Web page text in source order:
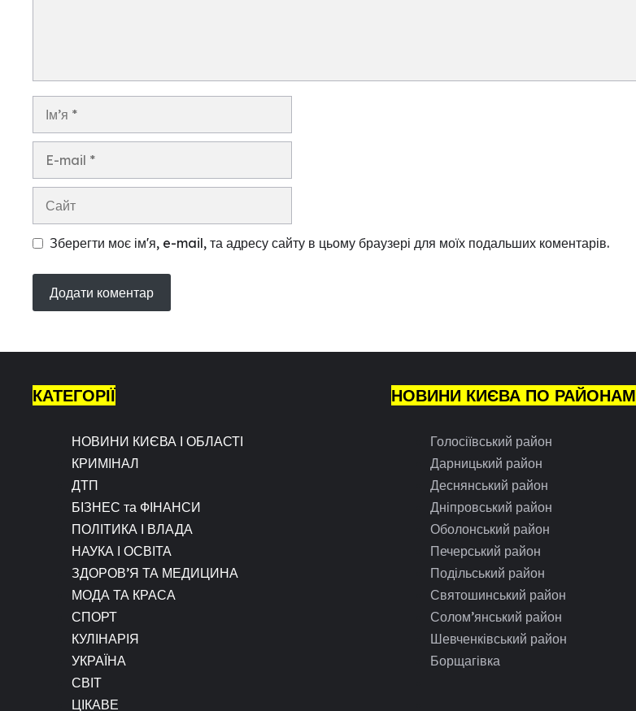
Зберегти моє ім'я, e-mail, та адресу сайту в цьому браузері для моїх подальших коментарів.
КАТЕГОРІЇ
НОВИНИ КИЄВА І ОБЛАСТІ
КРИМІНАЛ
ДТП
БІЗНЕС та ФІНАНСИ
ПОЛІТИКА І ВЛАДА
НАУКА І ОСВІТА
ЗДОРОВ’Я ТА МЕДИЦИНА
МОДА ТА КРАСА
СПОРТ
КУЛІНАРІЯ
УКРАЇНА
СВІТ
ЦІКАВЕ
НОВИНИ КИЄВА ПО РАЙОНАМ
Голосіївський район
Дарницький район
Деснянський район
Дніпровський район
Оболонський район
Печерський район
Подільський район
Святошинський район
Солом’янський район
Шевченківський район
Борщагівка